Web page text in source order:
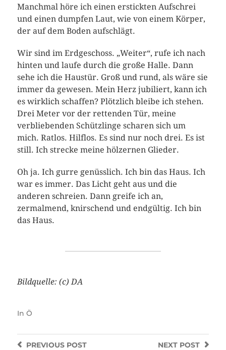
Manchmal höre ich einen erstickten Aufschrei
und einen dumpfen Laut, wie von einem Körper,
der auf dem Boden aufschlägt.
Wir sind im Erdgeschoss. „Weiter“, rufe ich nach
hinten und laufe durch die große Halle. Dann
sehe ich die Haustür. Groß und rund, als wäre sie
immer da gewesen. Mein Herz jubiliert, kann ich
es wirklich schaffen? Plötzlich bleibe ich stehen.
Drei Meter vor der rettenden Tür, meine
verbliebenden Schützlinge scharen sich um
mich. Ratlos. Hilflos. Es sind nur noch drei. Es ist
still. Ich strecke meine hölzernen Glieder.
Oh ja. Ich gurre genüsslich. Ich bin das Haus. Ich
war es immer. Das Licht geht aus und die
anderen schreien. Dann greife ich an,
zermalmend, knirschend und endgültig. Ich bin
das Haus.
Bildquelle: (c) DA
In Ö
NEXT POST
PREVIOUSPOST